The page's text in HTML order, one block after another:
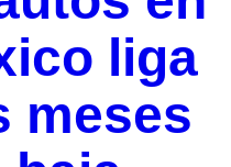
liga
meses